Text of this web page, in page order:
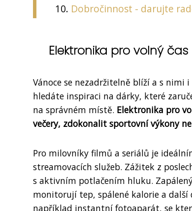
Dobročinnost - darujte
Elektronika pro volný čas
Vánoce se nezadržitelně blíží a s nimi
hledáte inspiraci na dárky, které
na správném místě. Elektronika pro
večery, zdokonalit sportovní výkony
Pro milovníky filmů a seriálů je
streamovacích služeb. Zážitek z
s aktivním potlačením hluku.
monitorují tep, spálené kalorie a
například instantní fotoaparát, se